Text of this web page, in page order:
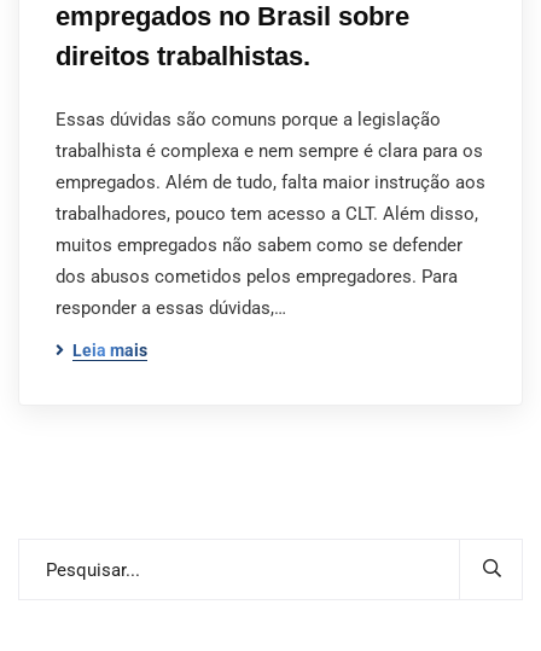
empregados no Brasil sobre
direitos trabalhistas.
Essas dúvidas são comuns porque a legislação
trabalhista é complexa e nem sempre é clara para os
empregados. Além de tudo, falta maior instrução aos
trabalhadores, pouco tem acesso a CLT. Além disso,
muitos empregados não sabem como se defender
dos abusos cometidos pelos empregadores. Para
responder a essas dúvidas,…
Leia mais